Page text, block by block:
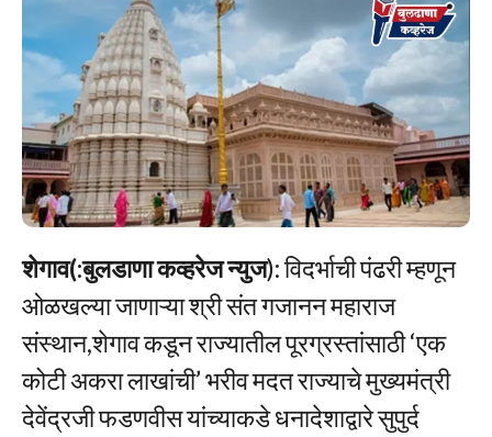
शेगाव(:बुलडाणा कव्हरेज न्युज): विदर्भाची पंढरी म्हणून
ओळखल्या जाणाऱ्या श्री संत गजानन महाराज
संस्थान,शेगाव कडून राज्यातील पूरग्रस्तांसाठी ‘एक
कोटी अकरा लाखांची’ भरीव मदत राज्याचे मुख्यमंत्री
देवेंद्रजी फडणवीस यांच्याकडे धनादेशाद्वारे सुपुर्द